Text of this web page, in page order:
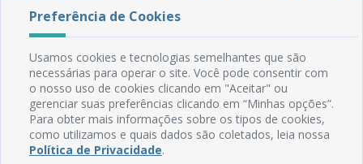
Fone: (83) 3292-2246
Email: comunicacao@mamanguape.pb.gov.br
Expediente: Segunda à Sexta, das 08h às 13h
Mapa do Site
Perguntas frequentes
Preferência de Cookies
Usamos cookies e tecnologias semelhantes que são
necessárias para operar o site. Você pode consentir com
o nosso uso de cookies clicando em "Aceitar" ou
gerenciar suas preferências clicando em “Minhas opções”.
Para obter mais informações sobre os tipos de cookies,
como utilizamos e quais dados são coletados, leia nossa
Política de Privacidade.